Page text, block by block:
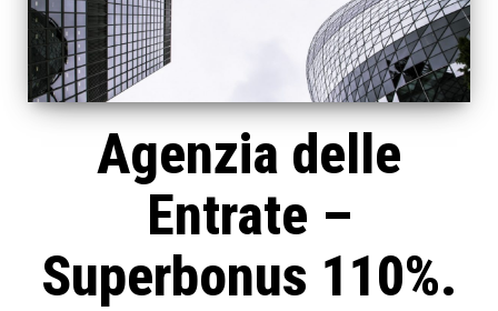
Agenzia delle
Entrate –
Superbonus 110%.